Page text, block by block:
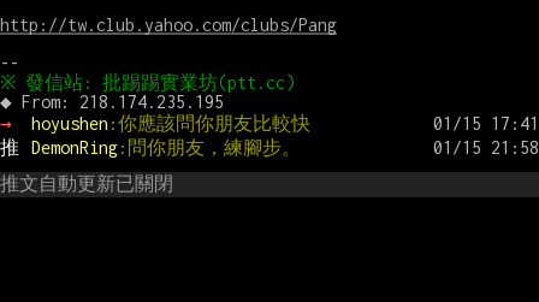
http://tw.club.yahoo.com/clubs/Pang
→
hoyushen :你應該問你朋友比較快
推
DemonRing:問你朋友，練腳步。
推文自動更新已關閉